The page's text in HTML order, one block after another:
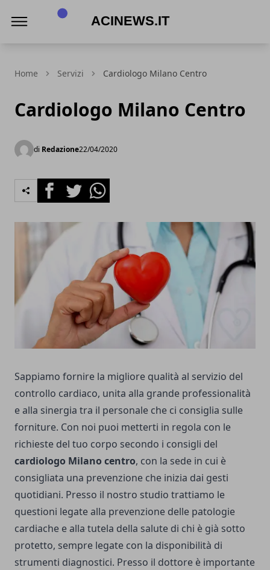
Home Servizi Cardiologo Milano Centro
Cardiologo Milano Centro
di Redazione22/04/2020
FacebookTwitterWhatsapp
Sappiamo fornire la migliore qualità al servizio del
controllo cardiaco, unita alla grande professionalità
e alla sinergia tra il personale che ci consiglia sulle
forniture. Con noi puoi metterti in regola con le
richieste del tuo corpo secondo i consigli del
cardiologo Milano centro, con la sede in cui è
consigliata una prevenzione che inizia dai gesti
quotidiani. Presso il nostro studio trattiamo le
questioni legate alla prevenzione delle patologie
cardiache e alla tutela della salute di chi è già sotto
protetto, sempre legate con la disponibilità di
strumenti diagnostici. Presso il dottore è importante